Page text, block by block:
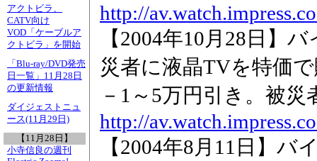
アクトビラ、
CATV向け
VOD「ケーブルア
クトビラ」を開始
「Blu-ray/DVD発売
日一覧」11月28日
の更新情報
ダイジェストニュ
ース(11月29日)
【11月28日】
小寺信良の週刊
http://
【2004年10月28日】
災者に液晶TVを特価
－1～5万円引き。被
http://
【2004年8月11日】バ